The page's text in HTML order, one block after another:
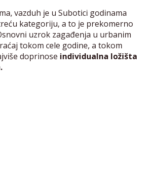
vazduh je u Subotici godinama
kategoriju, a to je prekomerno
uzrok zagađenja u urbanim
tokom cele godine, a tokom
doprinose individualna ložišta